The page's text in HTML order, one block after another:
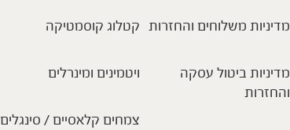
מדיניות משלוחים והחזרות
מדיניות ביטול עסקה
והחזרות
קטלוג קוסמטיקה
ויטמינים ומינרלים
צמחים קלאסיים / סינגלים